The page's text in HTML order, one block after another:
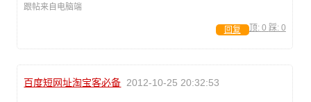
跟帖来自电脑端
顶: 0 踩: 0
回复
百度短网址淘宝客必备 2012-10-25 20:32:53